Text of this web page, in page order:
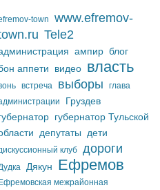
town
www.efremov-
Tele2
ампир блог
аппети
видео власть
встреча выборы
глава
Груздев
губернатор Тульской
депутаты дети
клуб дороги
Дякун Ефремов
Ефремовская межрайонная